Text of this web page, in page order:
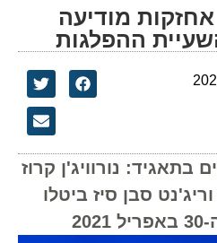
אחזקות מודיעה
ההפלגות
בתאגיד: נורוויג'ן קרוז
סבן סיז ביטלו